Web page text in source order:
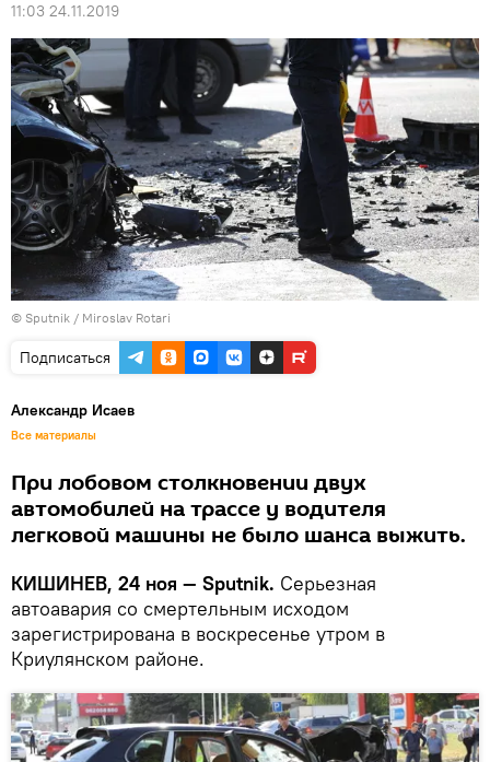
11:03 24.11.2019
© Sputnik / Miroslav Rotari
Подписаться
Александр Исаев
Все материалы
При лобовом столкновении двух
автомобилей на трассе у водителя
легковой машины не было шанса выжить.
КИШИНЕВ, 24 ноя — Sputnik. Серьезная
автоавария со смертельным исходом
зарегистрирована в воскресенье утром в
Криулянском районе.